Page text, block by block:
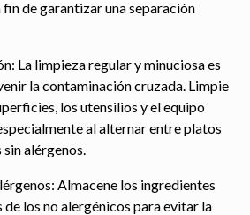
de garantizar una separación
La limpieza regular y minuciosa es
la contaminación cruzada. Limpie
los utensilios y el equipo
al alternar entre platos
alérgenos.
Almacene los ingredientes
los no alergénicos para evitar la